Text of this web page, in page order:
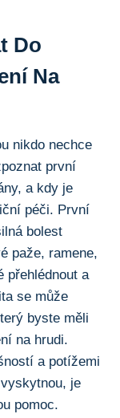
Do
Na
nikdo nechce
první
a kdy je
péči. První
bolest⁢
paže,‌ ramene,
přehlédnout ⁢a
se může
byste měli
na ⁢hrudi.
a potížemi
‍je
⁣pomoc.